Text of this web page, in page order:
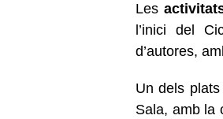
Les
l’inici del
d’autores,
Un dels
Sala, amb la